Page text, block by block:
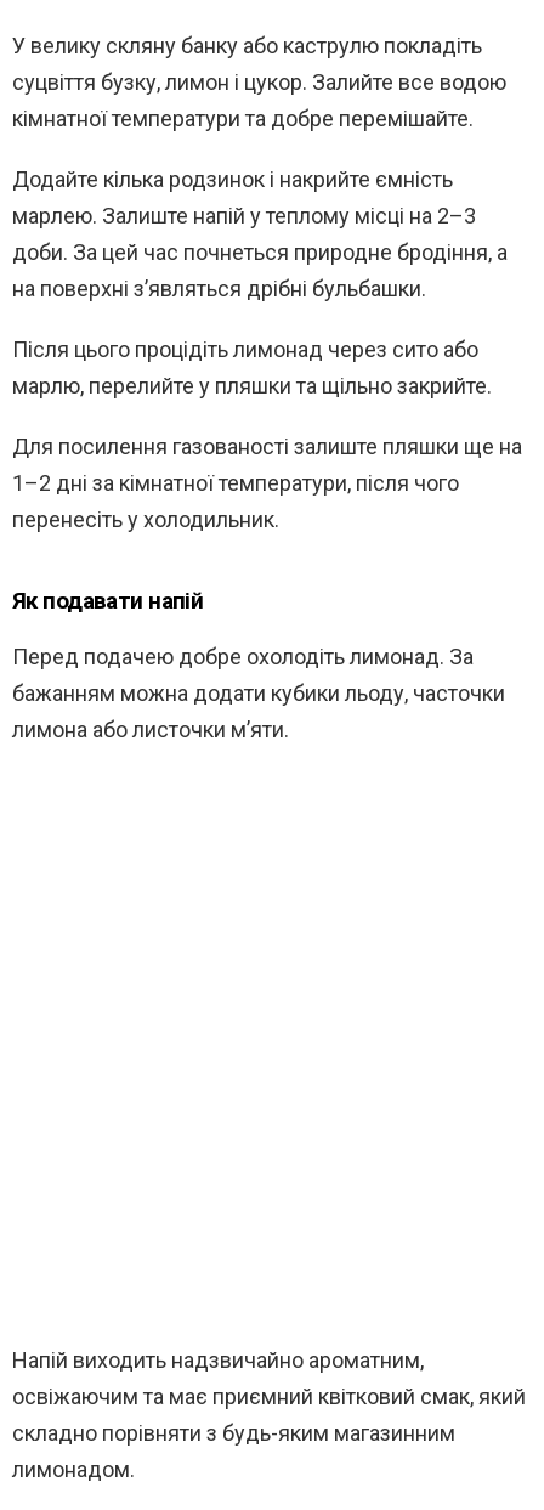
У велику скляну банку або каструлю покладіть
суцвіття бузку, лимон і цукор. Залийте все водою
кімнатної температури та добре перемішайте.
Додайте кілька родзинок і накрийте ємність
марлею. Залиште напій у теплому місці на 2–3
доби. За цей час почнеться природне бродіння, а
на поверхні з’являться дрібні бульбашки.
Після цього процідіть лимонад через сито або
марлю, перелийте у пляшки та щільно закрийте.
Для посилення газованості залиште пляшки ще на
1–2 дні за кімнатної температури, після чого
перенесіть у холодильник.
Як подавати напій
Перед подачею добре охолодіть лимонад. За
бажанням можна додати кубики льоду, часточки
лимона або листочки м’яти.
Напій виходить надзвичайно ароматним,
освіжаючим та має приємний квітковий смак, який
складно порівняти з будь-яким магазинним
лимонадом.